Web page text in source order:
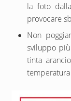
la foto
provocare
Non
sviluppo
tinta